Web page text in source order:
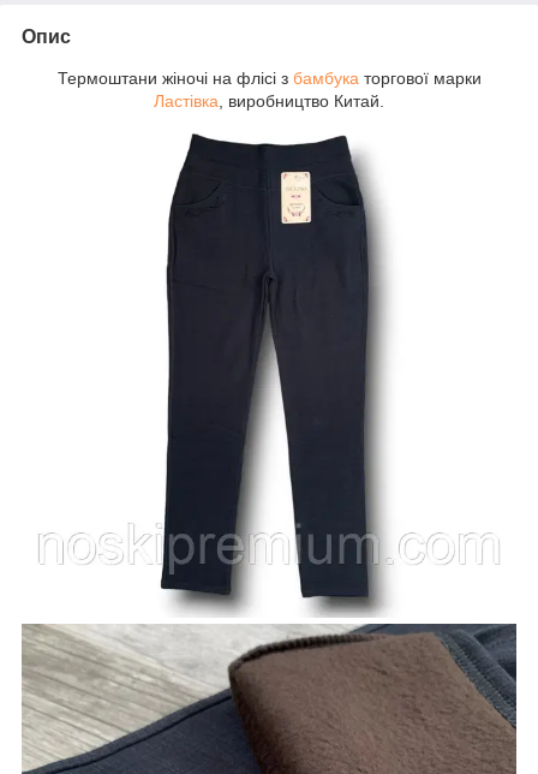
Опис
Термоштани жіночі на флісі з бамбука торгової марки
Ластівка , виробництво Китай.